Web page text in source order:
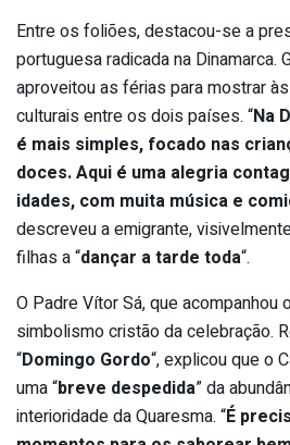
Entre os foliões, destacou-se a
portuguesa radicada na Dinamarca.
aproveitou as férias para mostrar
culturais entre os dois países. “Na
é mais simples, focado nas
doces. Aqui é uma alegria
idades, com muita música e
descreveu a emigrante,
filhas a “dançar a tarde toda“.
O Padre Vítor Sá, que acompanhou
simbolismo cristão da celebração.
“Domingo Gordo“, explicou que o
uma “breve despedida” da
interioridade da Quaresma. “É